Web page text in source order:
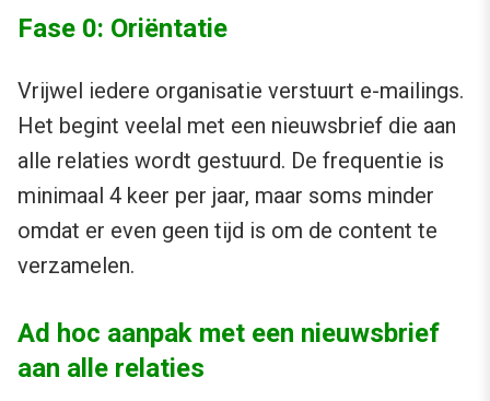
Fase 0: Oriëntatie
Vrijwel iedere organisatie verstuurt e-mailings.
Het begint veelal met een nieuwsbrief die aan
alle relaties wordt gestuurd. De frequentie is
minimaal 4 keer per jaar, maar soms minder
omdat er even geen tijd is om de content te
verzamelen.
Ad hoc aanpak met een nieuwsbrief
aan alle relaties